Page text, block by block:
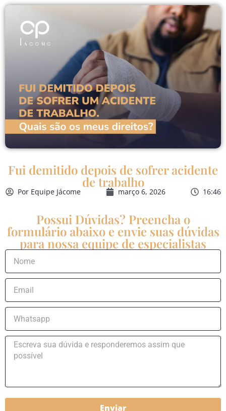
Fui demitido depois de sofrer acidente
de trabalho
PorEquipe Jácome março 6, 2026 16:46
Possui Dúvidas? Preencha o
formulário abaixo e envie suas dúvidas
para nossa equipe de especialistas
Enviar